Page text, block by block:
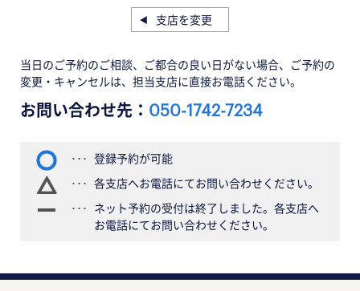
支店を変更
当日のご予約のご相談、ご都合の良い日がない場合、ご予約の
変更・キャンセルは、担当支店に直接お電話ください。
お問い合わせ先： 050-1742-7234
登録予約が可能
各支店へお電話にてお問い合わせください。
ネット予約の受付は終了しました。各支店へ
お電話にてお問い合わせください。